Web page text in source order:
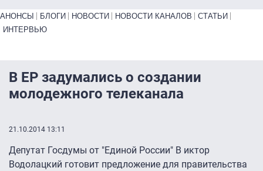
Primary links bottom
АНОНСЫ БЛОГИ НОВОСТИ НОВОСТИ КАНАЛОВ
СТАТЬИ
ИНТЕРВЬЮ
В ЕР задумались о создании
молодежного телеканала
21.10.2014 13:11
Депутат Госдумы от "Единой России" В иктор
Водолацкий готовит предложение для правительства